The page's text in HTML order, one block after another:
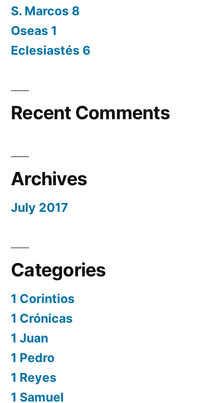
S. Marcos 8
Oseas 1
Eclesiastés 6
Recent Comments
Archives
July 2017
Categories
1 Corintios
1 Crónicas
1 Juan
1 Pedro
1 Reyes
1 Samuel